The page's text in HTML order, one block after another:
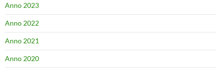
Anno 2023
Anno 2022
Anno 2021
Anno 2020